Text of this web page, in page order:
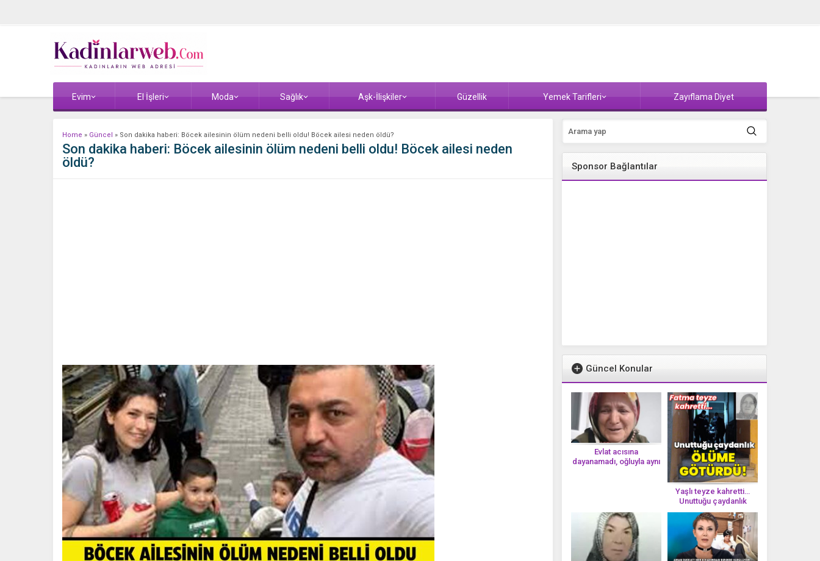
Evim El İşleri Moda Sağlık Aşk-İlişkiler Güzellik Yemek Tarifleri Zayıflama Diyet
Home » Güncel » Son dakika haberi: Böcek ailesinin ölüm nedeni belli oldu! Böcek ailesi neden öldü?
Son dakika haberi: Böcek ailesinin ölüm nedeni belli oldu! Böcek ailesi neden
öldü?
Sponsor Bağlantılar
Güncel Konular
Evlat acısına
dayanamadı, oğluyla aynı
Yaşlı teyze kahretti…
Unuttuğu çaydanlık
öl*üme götürdü!